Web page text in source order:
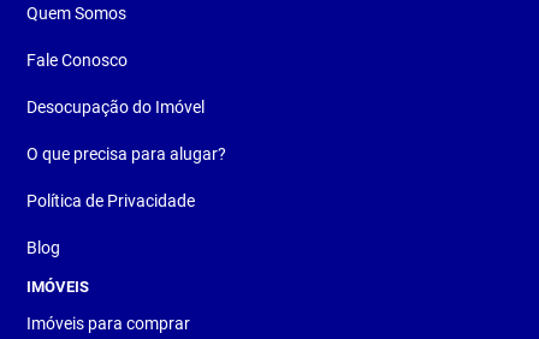
Quem Somos
Fale Conosco
Desocupação do Imóvel
O que precisa para alugar?
Política de Privacidade
Blog
IMÓVEIS
Imóveis para comprar